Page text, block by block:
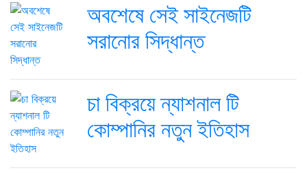
অবশেষে সেই সাইনেজটি
সরানোর সিদ্ধান্ত
চা বিক্রয়ে ন্যাশনাল টি
কোম্পানির নতুন ইতিহাস